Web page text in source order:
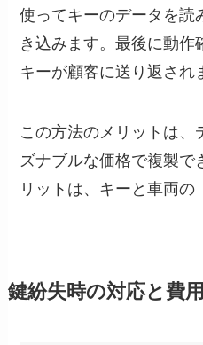
使ってキーのデータを
き込みます。最後に動
キーが顧客に送り返され
この方法のメリットは
ズナブルな価格で複製
リットは、キーと車両の
鍵紛失時の対応と費用